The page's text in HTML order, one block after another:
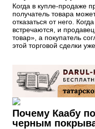
Когда в купле-продаже
получатель товара
отказаться от него.
встречаются, и
товар», а покупатель
этой торговой сделки
Почему Каабу
черным